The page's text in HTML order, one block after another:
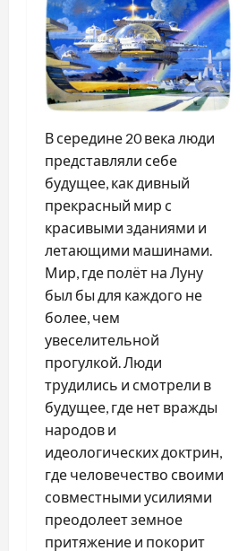
В середине 20 века люди
представляли себе
будущее, как дивный
прекрасный мир с
красивыми зданиями и
летающими машинами.
Мир, где полёт на Луну
был бы для каждого не
более, чем
увеселительной
прогулкой. Люди
трудились и смотрели в
будущее, где нет вражды
народов и
идеологических доктрин,
где человечество своими
совместными усилиями
преодолеет земное
притяжение и покорит